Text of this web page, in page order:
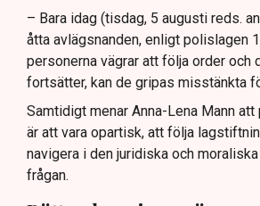
– Bara idag (tisdag, 5 augusti reds.
åtta avlägsnanden, enligt polislagen
personerna vägrar att följa order och
fortsätter, kan de gripas misstänkta
Samtidigt menar Anna-Lena Mann
är att vara opartisk, att följa
navigera i den juridiska och
frågan.